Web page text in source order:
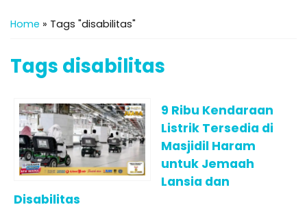
Home » Tags "disabilitas"
Tags disabilitas
9 Ribu Kendaraan
Listrik Tersedia di
Masjidil Haram
untuk Jemaah
Lansia dan
Disabilitas